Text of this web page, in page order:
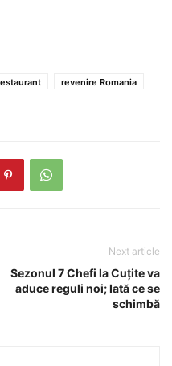
revenire Romania
Next article
Sezonul 7 Chefi la Cuţite va
aduce reguli noi; Iată ce se
schimbă